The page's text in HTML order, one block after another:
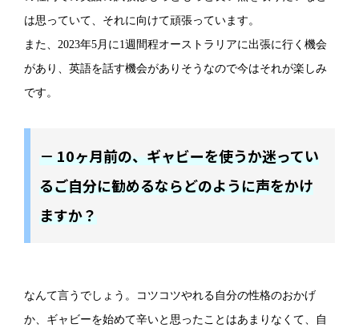
は思っていて、それに向けて頑張っています。
また、2023年5月に1週間程オーストラリアに出張に行く機会
があり、英語を話す機会がありそうなので今はそれが楽しみ
です。
－ 10ヶ月前の、ギャビーを使うか迷ってい
るご自分に勧めるならどのように声をかけ
ますか？
なんて言うでしょう。コツコツやれる自分の性格のおかげ
か、ギャビーを始めて辛いと思ったことはあまりなくて、自